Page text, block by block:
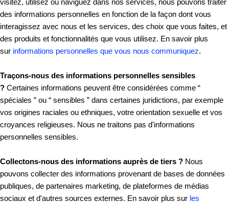
des informations personnelles en fonction de la façon dont vous
interagissez avec nous et les services, des choix que vous faites, et
des produits et fonctionnalités que vous utilisez. En savoir plus
sur informations personnelles que vous nous communiquez.
Traçons-nous des informations personnelles sensibles
? Certaines informations peuvent être considérées comme “
spéciales ” ou “ sensibles ” dans certaines juridictions, par exemple
vos origines raciales ou ethniques, votre orientation sexuelle et vos
croyances religieuses. Nous ne traitons pas d'informations
personnelles sensibles.
Collectons-nous des informations auprès de tiers ? Nous
pouvons collecter des informations provenant de bases de données
publiques, de partenaires marketing, de plateformes de médias
sociaux et d'autres sources externes. En savoir plus sur les